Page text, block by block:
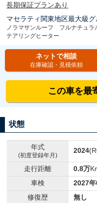
長期保証プランあり
マセラティ関東地区最大級
ノラマサンルーフ フルナチュ
テアリングヒーター
ネットで相談
在庫確認・見積依頼
この車を最
状態
年式
(初度登録年月)
2024
走行距離 0.8万
車検
2027年
修復歴
無し